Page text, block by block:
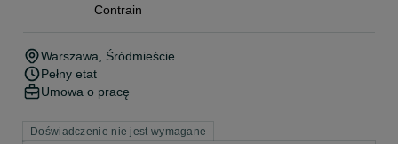
Contrain
Warszawa , Śródmieście
Pełny etat
Umowa o pracę
Doświadczenie nie jest wymagane